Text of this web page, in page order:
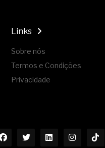
Links
Sobre nós
Termos e Condições
Privacidade